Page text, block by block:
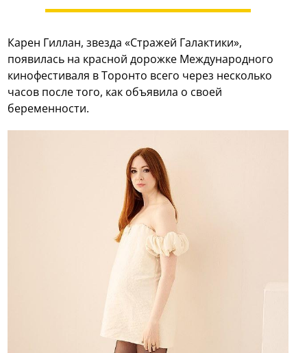
Карен Гиллан, звезда «Стражей Галактики»,
появилась на красной дорожке Международного
кинофестиваля в Торонто всего через несколько
часов после того, как объявила о своей
беременности.